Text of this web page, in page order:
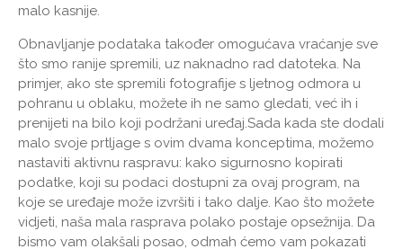
malo kasnije.
Obnavljanje podataka također omogućava vraćanje sve
što smo ranije spremili, uz naknadno rad datoteka. Na
primjer, ako ste spremili fotografije s ljetnog odmora u
pohranu u oblaku, možete ih ne samo gledati, već ih i
prenijeti na bilo koji podržani uređaj.Sada kada ste dodali
malo svoje prtljage s ovim dvama konceptima, možemo
nastaviti aktivnu raspravu: kako sigurnosno kopirati
podatke, koji su podaci dostupni za ovaj program, na
koje se uređaje može izvršiti i tako dalje. Kao što možete
vidjeti, naša mala rasprava polako postaje opsežnija. Da
bismo vam olakšali posao, odmah ćemo vam pokazati